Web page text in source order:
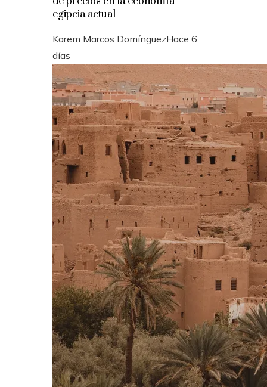
egipcia actual
Karem Marcos DomínguezHace 6
días